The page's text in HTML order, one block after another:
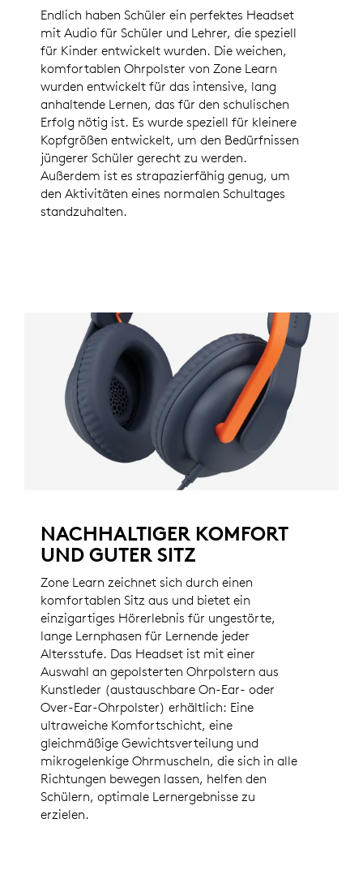
Endlich haben Schüler ein perfektes Headset
mit Audio für Schüler und Lehrer, die speziell
für Kinder entwickelt wurden. Die weichen,
komfortablen Ohrpolster von Zone Learn
wurden entwickelt für das intensive, lang
anhaltende Lernen, das für den schulischen
Erfolg nötig ist. Es wurde speziell für kleinere
Kopfgrößen entwickelt, um den Bedürfnissen
jüngerer Schüler gerecht zu werden.
Außerdem ist es strapazierfähig genug, um
den Aktivitäten eines normalen Schultages
standzuhalten.
NACHHALTIGER KOMFORT
UND GUTER SITZ
Zone Learn zeichnet sich durch einen
komfortablen Sitz aus und bietet ein
einzigartiges Hörerlebnis für ungestörte,
lange Lernphasen für Lernende jeder
Altersstufe. Das Headset ist mit einer
Auswahl an gepolsterten Ohrpolstern aus
Kunstleder (austauschbare On-Ear- oder
Over-Ear-Ohrpolster) erhältlich: Eine
ultraweiche Komfortschicht, eine
gleichmäßige Gewichtsverteilung und
mikrogelenkige Ohrmuscheln, die sich in alle
Richtungen bewegen lassen, helfen den
Schülern, optimale Lernergebnisse zu
erzielen.